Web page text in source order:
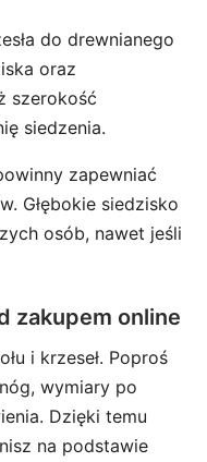
do drewnianego
oraz
szerokość
siedzenia.
zapewniać
Głębokie siedzisko
osób, nawet jeśli
zakupem online
i krzeseł. Poproś
wymiary po
Dzięki temu
na podstawie